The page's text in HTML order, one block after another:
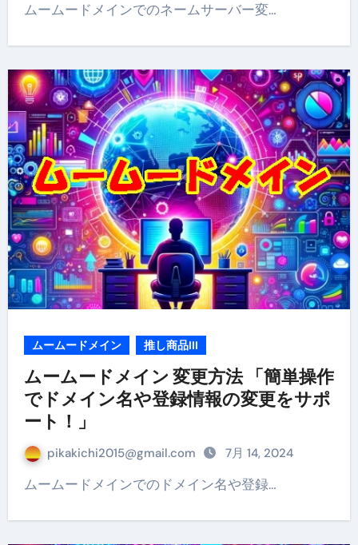
ムームードメインでのネームサーバー変…
ムームードメイン 推し商品III
ムームードメイン 変更方法 「簡単操作
でドメイン名や登録情報の変更をサポ
ート！」
pikakichi2015@gmail.com 7月 14, 2024
ムームードメインでのドメイン名や登録…